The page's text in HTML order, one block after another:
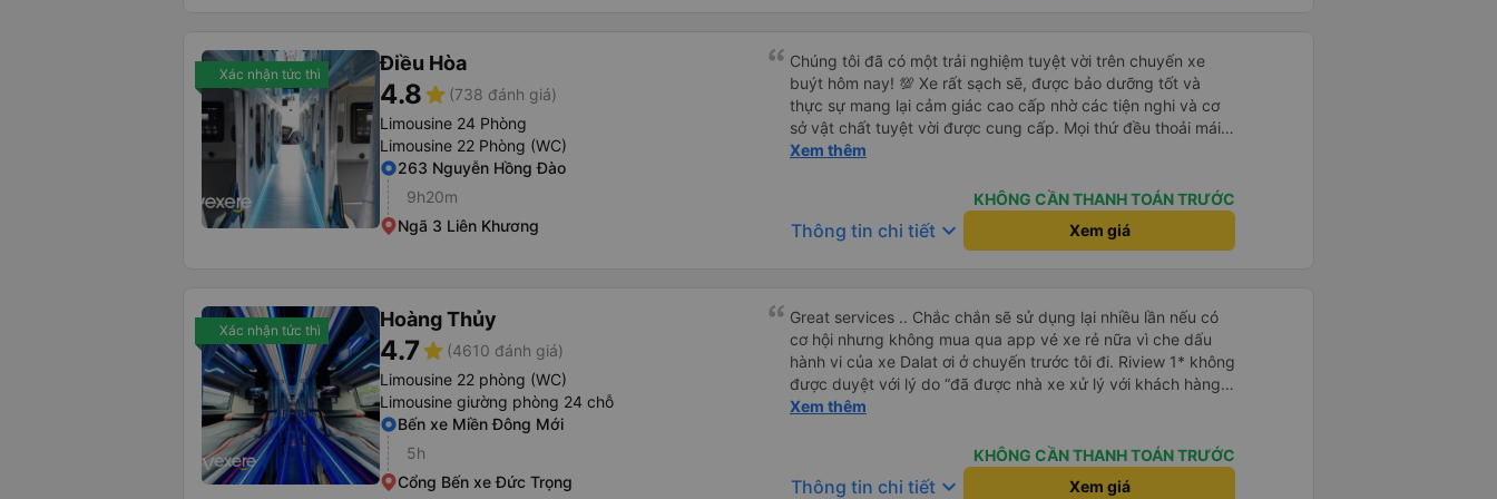
Xác nhận tức thì Điều Hòa
4.8star (738 đánh giá)
Limousine 24 Phòng
Limousine 22 Phòng (WC)
263 Nguyễn Hồng Đào
9h20m
Ngã 3 Liên Khương
Chúng tôi đã có một trải nghiệm tuyệt vời trên chuyến xe
buýt hôm nay! 💯 Xe rất sạch sẽ, được bảo dưỡng tốt và
thực sự mang lại cảm giác cao cấp nhờ các tiện nghi và cơ
sở vật chất tuyệt vời được cung cấp. Mọi thứ đều thoải mái
và ngăn nắp. Nhân viên và tài xế rất tốt bụng, hữu ích và
căng thẳng. Sự chuyên nghiệp của họ thực sự nổi bật. Nhìn
chung, đó là trải nghiệm du lịch tốt nhất đối với tôi và gia
đình. Chúng tôi rất vui và hài lòng từ đầu đến cuối. Rất đáng
thứ đều diễn ra suôn sẻ!
Xem thêm
KHÔNG CẦN THANH TOÁN TRƯỚC
Thông tin chi tiết keyboard_arrow_down Xem giá
Xác nhận tức thì Hoàng Thủy
4.7star (4610 đánh giá)
Limousine 22 phòng (WC)
Limousine giường phòng 24 chỗ
Bến xe Miền Đông Mới
5h
Cổng Bến xe Đức Trọng
Great services .. Chắc chắn sẽ sử dụng lại nhiều lần nếu có
cơ hội nhưng không mua qua app vé xe rẻ nữa vì che dấu
hành vi của xe Dalat ơi ở chuyến trước tôi đi. Riview 1* không
được duyệt với lý do “đã được nhà xe xử lý với khách hàng”
trong khi tôi là khách hàng và trải nghiệm của tôi lại nói là đã
lần này nữa. Sau lần này cả Cty tôi sẽ xóa app vé xe rẻ Vĩnh
viễn vì xử lý tào lao này. Chúng tôi cũng sẽ viết bài trên các
Xem thêm
KHÔNG CẦN THANH TOÁN TRƯỚC
Thông tin chi tiết keyboard_arrow_down Xem giá